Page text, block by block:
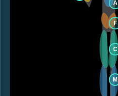
A
F
C
M